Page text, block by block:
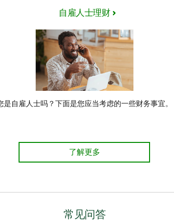
自雇人士理财
是自雇人士吗？下面是您应当考虑的一些财务事宜。
自雇人士理财
了解更多
常见问答